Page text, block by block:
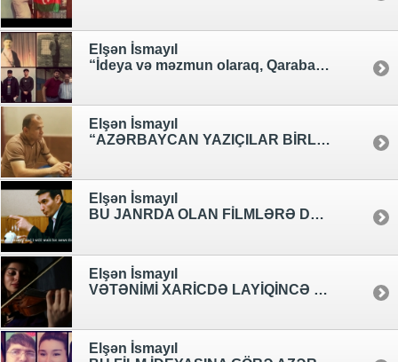
Elşən İsmayıl
“İdeya və məzmun olaraq, Qarabağın seçilməsi ilə çox xüsusi bir milli təfəkkürdən xəbər verir.” - Yeni Qarabağ filmi “TARIN SİRRİ” bədii filminin İcraçı Prodüseri və aktyoru Rövşən Babayevin müsahibəsi...
Elşən İsmayıl
“AZƏRBAYCAN YAZIÇILAR BİRLİYİ "ƏDƏBİYYAT" QƏZETİNİN KÖLƏSİNƏ ÇEVRİLİB.”– İBRAHİM HƏSSAS
Elşən İsmayıl
BU JANRDA OLAN FİLMLƏRƏ DAHA ÇOX DİQQƏT AYRILMALIDIR. – “QUCAQLA MƏNİ” FİLMİNİN “AYDIN” OBRAZINA CAN VERƏN İSTEDADLI AKTYOR VAQİF İBRAHİM
Elşən İsmayıl
VƏTƏNİMİ XARİCDƏ LAYİQİNCƏ TƏMSİL EDƏ BİLMƏK ƏN BÖYÜK ARZULARIMDAN BİRİDİR. – “QUCAQLA MƏNİ” FİLMİNİN “AYSEL” OBRAZINA CAN VERƏN İSTEDADLI AKTRİSA İZABELLA QURBANLI
Elşən İsmayıl